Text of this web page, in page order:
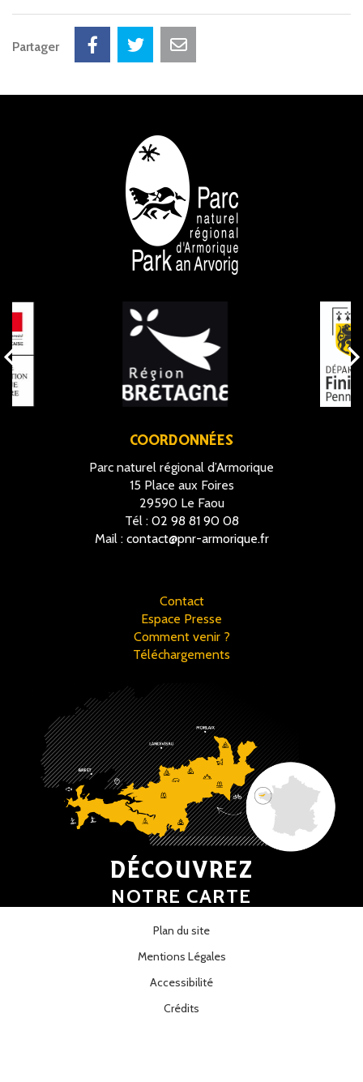
Partager
NOS PARTENAIRES
COORDONNÉES
Parc naturel régional d’Armorique
15 Place aux Foires
29590 Le Faou
Tél : 02 98 81 90 08
Mail : contact@pnr-armorique.fr
Contact
Espace Presse
Comment venir ?
Téléchargements
DÉCOUVREZ
NOTRE CARTE
Plan du site
Mentions Légales
Accessibilité
Crédits